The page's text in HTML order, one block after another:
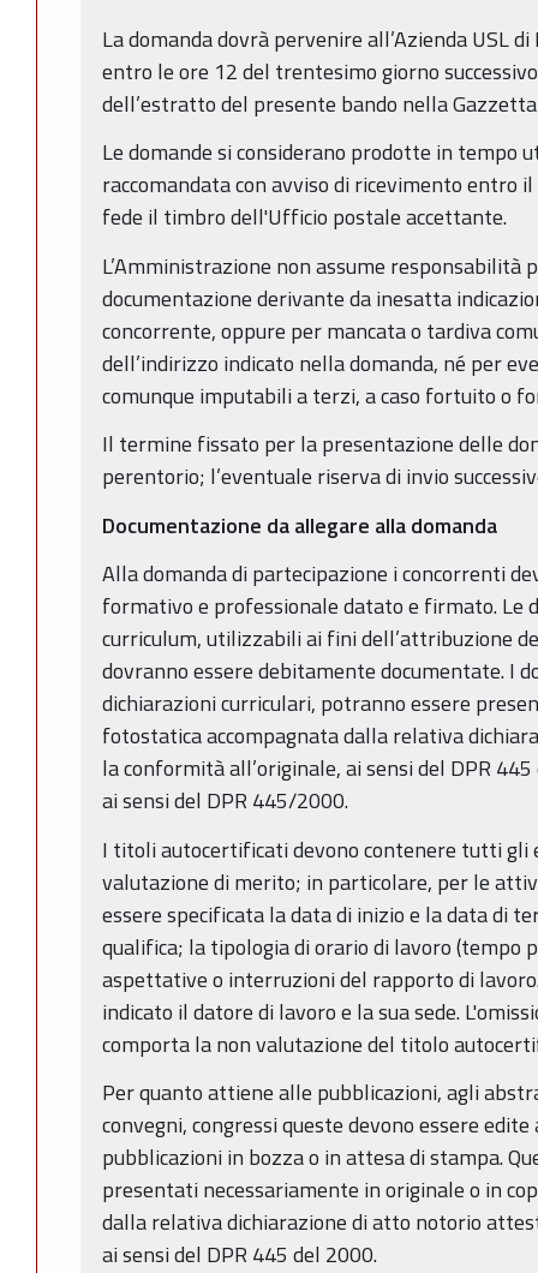
La domanda dovrà pervenire all’Azienda USL
entro le ore 12 del trentesimo giorno
dell’estratto del presente bando nella
Le domande si considerano prodotte in tempo
raccomandata con avviso di ricevimento entro
fede il timbro dell'Ufficio postale accettante.
L’Amministrazione non assume responsabilità
documentazione derivante da inesatta
concorrente, oppure per mancata o tardiva
dell’indirizzo indicato nella domanda, né per
comunque imputabili a terzi, a caso fortuito o
Il termine fissato per la presentazione delle
perentorio; l’eventuale riserva di invio
Documentazione da allegare alla domanda
Alla domanda di partecipazione i concorrenti
formativo e professionale datato e firmato. Le
curriculum, utilizzabili ai fini dell’attribuzione
dovranno essere debitamente documentate. I
dichiarazioni curriculari, potranno essere
fotostatica accompagnata dalla relativa
la conformità all’originale, ai sensi del DPR
ai sensi del DPR 445/2000.
I titoli autocertificati devono contenere tutti gli
valutazione di merito; in particolare, per le
essere specificata la data di inizio e la data di
qualifica; la tipologia di orario di lavoro
aspettative o interruzioni del rapporto di
indicato il datore di lavoro e la sua sede.
comporta la non valutazione del titolo
Per quanto attiene alle pubblicazioni, agli
convegni, congressi queste devono essere
pubblicazioni in bozza o in attesa di stampa.
presentati necessariamente in originale o in
dalla relativa dichiarazione di atto notorio
ai sensi del DPR 445 del 2000.